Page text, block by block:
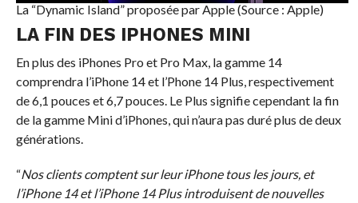
La “Dynamic Island” proposée par Apple (Source : Apple)
LA FIN DES IPHONES MINI
En plus des iPhones Pro et Pro Max, la gamme 14
comprendra l’iPhone 14 et l’Phone 14 Plus, respectivement
de 6,1 pouces et 6,7 pouces. Le Plus signifie cependant la fin
de la gamme Mini d’iPhones, qui n’aura pas duré plus de deux
générations.
“Nos clients comptent sur leur iPhone tous les jours, et
l’iPhone 14 et l’iPhone 14 Plus introduisent de nouvelles